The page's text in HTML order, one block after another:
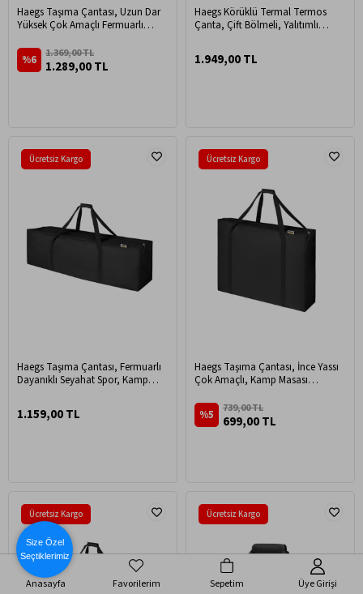
Haegs Taşıma Çantası, Uzun Dar
Yüksek Çok Amaçlı Fermuarlı
Malzemeleri Saklama Çantası,
Hurç, Valiz, 145L (125 x 28 x 42 cm)
- Siyah
1.289,00 TL
1.369,00 TL
%6
Haegs Körüklü Termal Termos
Çanta, Çift Bölmeli, Yalıtımlı
- Siyah
1.949,00 TL
Haegs Taşıma Çantası, Fermuarlı
Dayanıklı Seyahat Spor, Kamp
Siyah
1.159,00 TL
Ücretsiz Kargo
Haegs Taşıma Çantası, İnce Yassı
Çok Amaçlı, Kamp Masası
Saklama Çantası, 40L (62 x 10 x 62
cm) Siyah699,00 TL
739,00 TL
%5
Ücretsiz Kargo
Ücretsiz Kargo Ücretsiz Kargo
Size Özel
Seçtiklerimiz
Anasayfa Favorilerim Sepetim Üye Girişi